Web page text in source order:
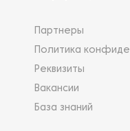
Партнеры
Политика
Реквизиты
Вакансии
База знаний